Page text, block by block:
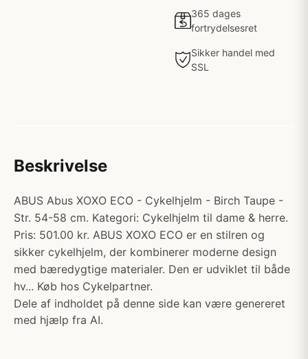
365 dages
fortrydelsesret
Sikker handel med
SSL
Beskrivelse
ABUS Abus XOXO ECO - Cykelhjelm - Birch Taupe -
Str. 54-58 cm. Kategori: Cykelhjelm til dame & herre.
Pris: 501.00 kr. ABUS XOXO ECO er en stilren og
sikker cykelhjelm, der kombinerer moderne design
med bæredygtige materialer. Den er udviklet til både
hv... Køb hos Cykelpartner.
Dele af indholdet på denne side kan være genereret
med hjælp fra AI.